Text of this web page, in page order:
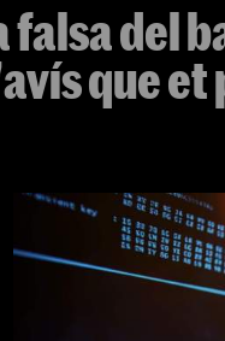
falsa del
que et